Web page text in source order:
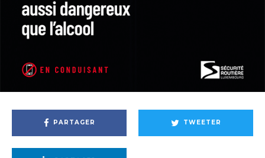
PARTAGER TWEETER